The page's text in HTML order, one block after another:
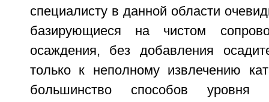
специалисту в данной области
базирующиеся на чистом
осаждения, без добавления
только к неполному извлечению
большинство способов уровня